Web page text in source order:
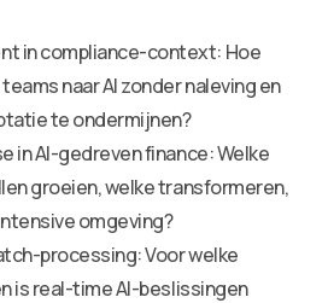
in compliance-context: Hoe
naar AI zonder naleving en
te ondermijnen?
in AI-gedreven finance: Welke
groeien, welke transformeren,
omgeving?
processing: Voor welke
is real-time AI-beslissingen